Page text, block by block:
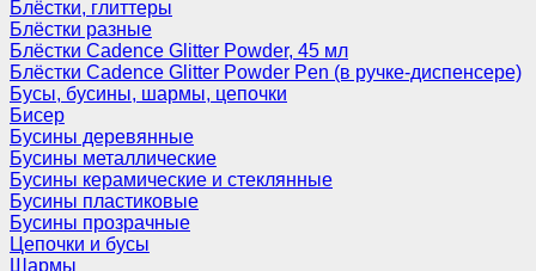
Блёстки, глиттеры
Блёстки разные
Блёстки Cadence Glitter Powder, 45 мл
Блёстки Cadence Glitter Powder Pen (в ручке-диспенсере)
Бусы, бусины, шармы, цепочки
Бисер
Бусины деревянные
Бусины металлические
Бусины керамические и стеклянные
Бусины пластиковые
Бусины прозрачные
Цепочки и бусы
Шармы